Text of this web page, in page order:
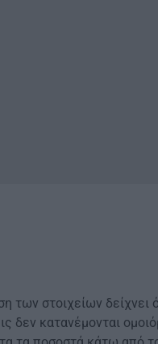
των στοιχείων δείχνει
δεν κατανέμονται